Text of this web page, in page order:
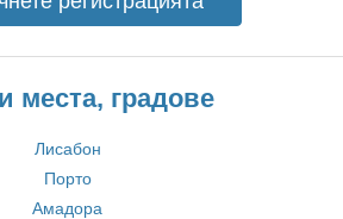
места, градове
Лисабон
Порто
Амадора